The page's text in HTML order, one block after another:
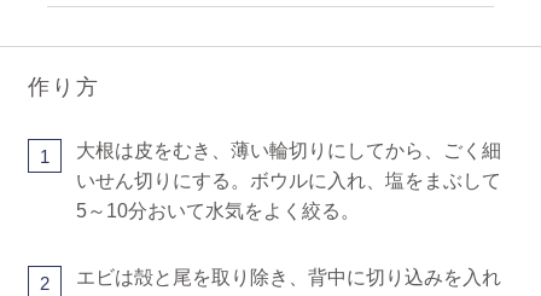
作り方
1
大根は皮をむき、薄い輪切りにしてから、ごく細
いせん切りにする。ボウルに入れ、塩をまぶして
5～10分おいて水気をよく絞る。
2
エビは殻と尾を取り除き、背中に切り込みを入れ